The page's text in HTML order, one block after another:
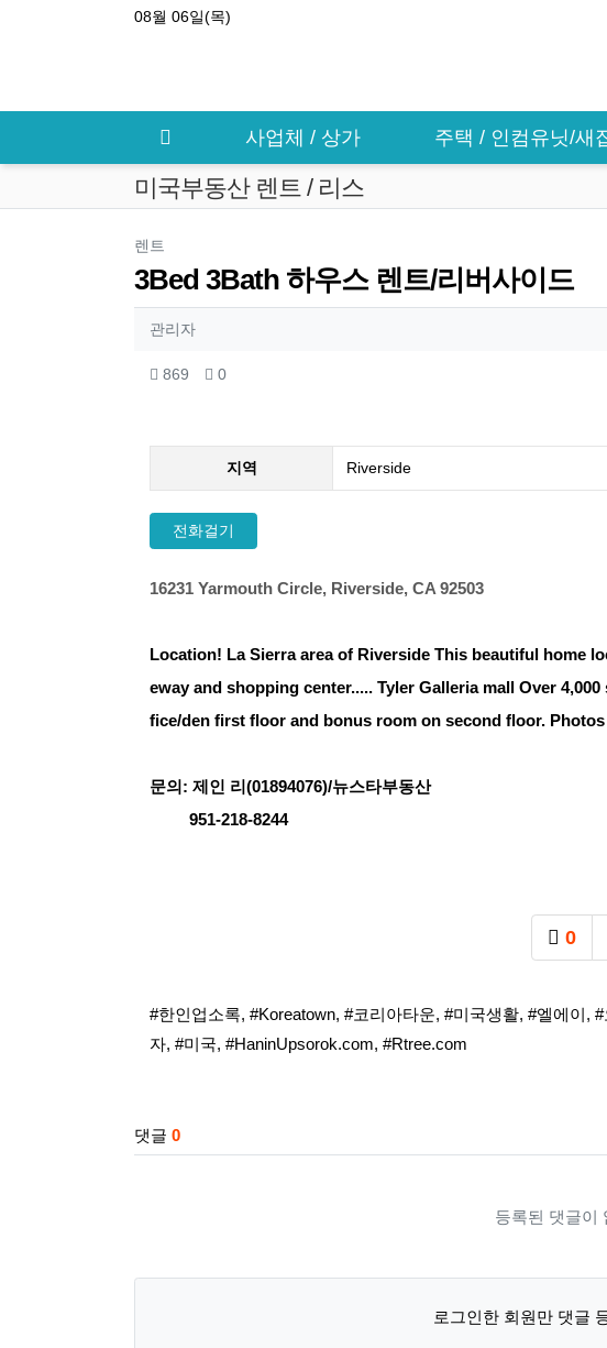
08월 06일(목)
사업체 / 상가 주택 / 인컴유닛/새
미국부동산 렌트 / 리스
렌트
3Bed 3Bath 하우스 렌트/리버사이드
작성자 정보
관리자작성
컨텐츠 정보
869 조회0추천
지역 Riverside
전화걸기
16231 Yarmouth Circle, Riverside, CA 92503
Location! La Sierra area of Riverside This beautiful home
eway and shopping center..... Tyler Galleria mall Over
fice/den first floor and bonus room on second floor.
문의: 제인 리(01894076)/뉴스타부동산
951-218-8244
0
추천
태그
#한인업소록, #Koreatown, #코리아타운, #미국생활, #엘에이, #
자, #미국, #HaninUpsorok.com, #Rtree.com
댓글 0
등록된 댓글이
로그인한 회원만 댓글